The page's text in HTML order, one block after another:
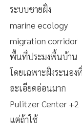
ระบบชายฝั่ง
marine ecology
migration corridor
พื้นที่ประมงพื้นบ้าน
โดยเฉพาะฝั่งระนอ
ละเอียดอ่อนมาก
Pulitzer Center +2
แต่ถ้าใช้